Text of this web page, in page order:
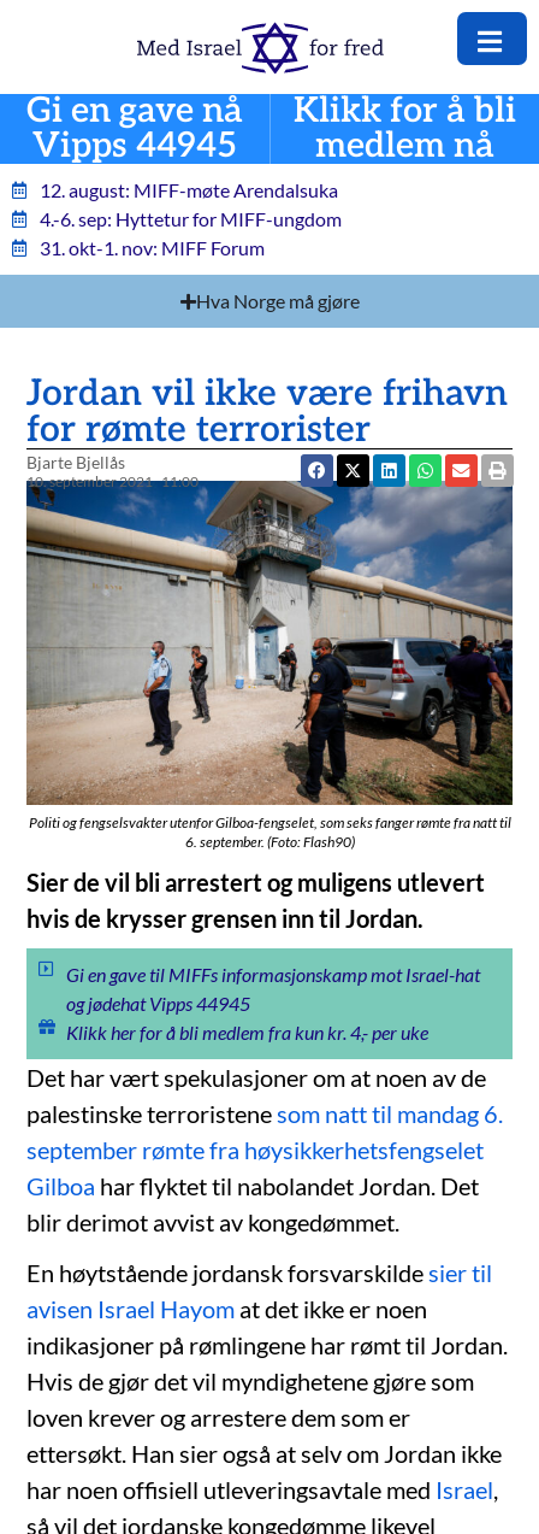
Gi en gave nå
Vipps 44945
Klikk for å bli
medlem nå
12. august: MIFF-møte Arendalsuka
4.-6. sep: Hyttetur for MIFF-ungdom
31. okt-1. nov: MIFF Forum
Hva Norge må gjøre
Jordan vil ikke være frihavn
for rømte terrorister
Bjarte Bjellås
10. september 2021 11:00
Politi og fengselsvakter utenfor Gilboa-fengselet, som seks fanger rømte fra natt til
6. september. (Foto: Flash90)
Sier de vil bli arrestert og muligens utlevert
hvis de krysser grensen inn til Jordan.
Gi en gave til MIFFs informasjonskamp mot Israel-hat
og jødehat Vipps 44945
Klikk her for å bli medlem fra kun kr. 4,- per uke
Det har vært spekulasjoner om at noen av de
palestinske terroristenesom natt til mandag 6.
september rømte fra høysikkerhetsfengselet
Gilboa har flyktet til nabolandet Jordan. Det
blir derimot avvist av kongedømmet.
En høytstående jordansk forsvarskildesier til
avisen Israel Hayom at det ikke er noen
indikasjoner på rømlingene har rømt til Jordan.
Hvis de gjør det vil myndighetene gjøre som
loven krever og arrestere dem som er
ettersøkt. Han sier også at selv om Jordan ikke
har noen offisiell utleveringsavtale med Israel,
så vil det jordanske kongedømme likevel